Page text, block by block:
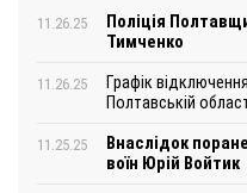
11.26.25
Поліція
Тимченко
11.26.25
Графік
Полтавській
11.25.25
Внаслідок
воїн Юрій Войтик